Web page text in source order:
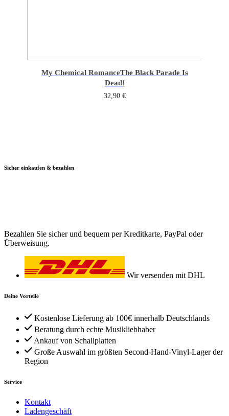
My Chemical RomanceThe Black Parade Is
Dead!
32,90 €
Sicher einkaufen & bezahlen
Bezahlen Sie sicher und bequem per Kreditkarte, PayPal oder
Überweisung.
Wir versenden mit DHL
Deine Vorteile
Kostenlose Lieferung ab 100€ innerhalb Deutschlands
Beratung durch echte Musikliebhaber
Ankauf von Schallplatten
Große Auswahl im größten Second-Hand-Vinyl-Lager der
Region
Service
Kontakt
Ladengeschäft